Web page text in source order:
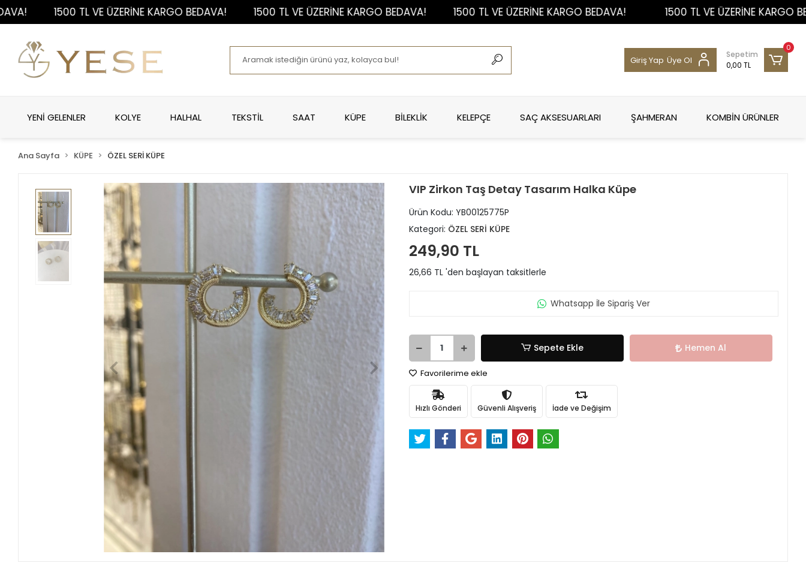
1500 TL VE ÜZERİNE KARGO BEDAVA! 1500 TL VE ÜZERİNE KARGO BEDAVA! 1500 TL VE ÜZERİNE KARGO BEDAVA! 1500 TL VE ÜZERİNE KARGO BEDAVA!
Giriş Yap Üye Ol
0
Sepetim
0,00 TL
YENİ GELENLER KOLYE HALHAL TEKSTİL SAAT KÜPE BİLEKLİK KELEPÇE SAÇ AKSESUARLARI ŞAHMERAN KOMBİN ÜRÜNLER
Ana Sayfa KÜPE ÖZEL SERİ KÜPE
VIP Zirkon Taş Detay Tasarım Halka Küpe
Ürün Kodu: YB00125775P
Kategori: ÖZEL SERİ KÜPE
249,90 TL
26,66 TL 'den başlayan taksitlerle
Whatsapp İle Sipariş Ver
Sepete Ekle Hemen Al
Favorilerime ekle
Hızlı Gönderi Güvenli Alışveriş İade ve Değişim